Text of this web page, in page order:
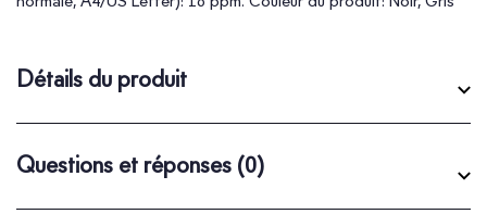
Détails du produit
Questions et réponses (0)